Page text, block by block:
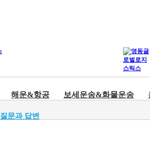
해운&항공 보세운송&화물운송
질문과 답변